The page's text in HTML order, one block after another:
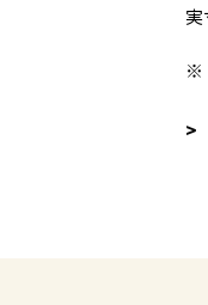
実
※
>